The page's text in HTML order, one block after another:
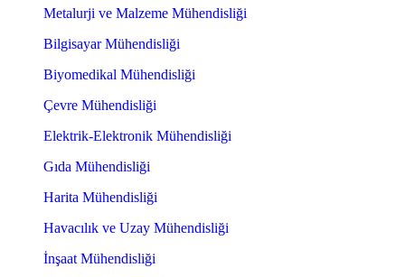
Metalurji ve Malzeme Mühendisliği
Bilgisayar Mühendisliği
Biyomedikal Mühendisliği
Çevre Mühendisliği
Elektrik-Elektronik Mühendisliği
Gıda Mühendisliği
Harita Mühendisliği
Havacılık ve Uzay Mühendisliği
İnşaat Mühendisliği